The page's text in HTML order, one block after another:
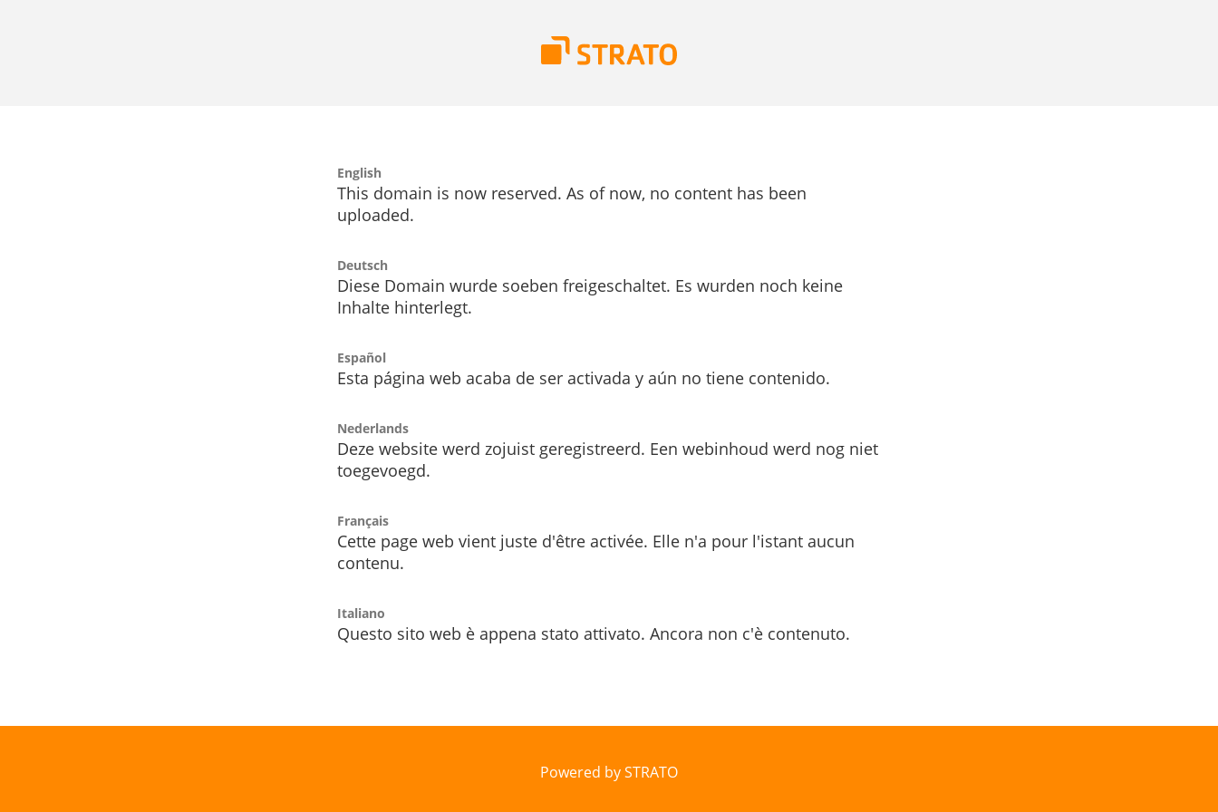
English
This domain is now reserved. As of now, no content has been
uploaded.
Deutsch
Diese Domain wurde soeben freigeschaltet. Es wurden noch keine
Inhalte hinterlegt.
Español
Esta página web acaba de ser activada y aún no tiene contenido.
Nederlands
Deze website werd zojuist geregistreerd. Een webinhoud werd nog niet
toegevoegd.
Français
Cette page web vient juste d'être activée. Elle n'a pour l'istant aucun
contenu.
Italiano
Questo sito web è appena stato attivato. Ancora non c'è contenuto.
Powered by STRATO